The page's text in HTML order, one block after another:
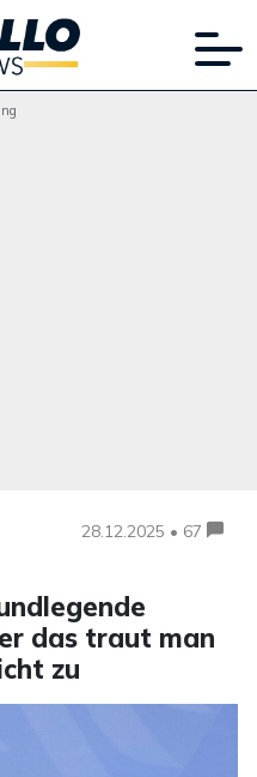
28.12.2025 • 67
das traut man
zu